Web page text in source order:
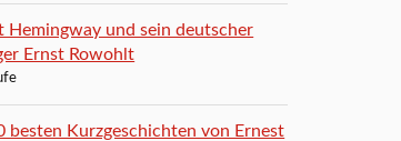
Hemingway und sein deutscher
Ernst Rowohlt
besten Kurzgeschichten von Ernest